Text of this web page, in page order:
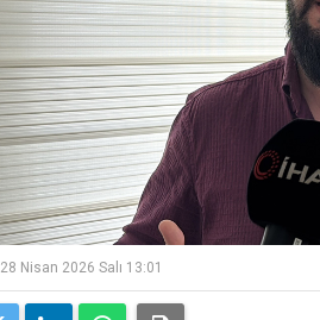
28 Nisan 2026 Salı 13:01